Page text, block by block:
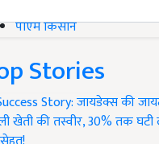
पीएम किसान
Stories